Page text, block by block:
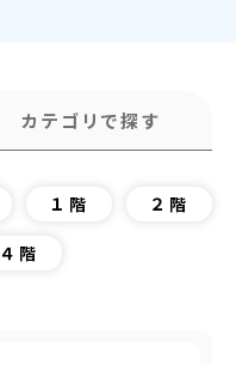
カテゴリで探す
１階 ２階
４階